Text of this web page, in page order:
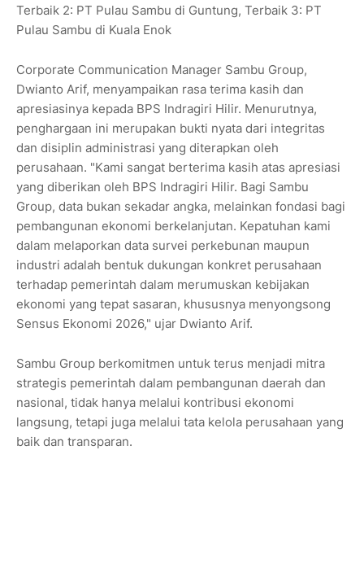
Terbaik 2: PT Pulau Sambu di Guntung, Terbaik 3: PT
Pulau Sambu di Kuala Enok
Corporate Communication Manager Sambu Group,
Dwianto Arif, menyampaikan rasa terima kasih dan
apresiasinya kepada BPS Indragiri Hilir. Menurutnya,
penghargaan ini merupakan bukti nyata dari integritas
dan disiplin administrasi yang diterapkan oleh
perusahaan. "Kami sangat berterima kasih atas apresiasi
yang diberikan oleh BPS Indragiri Hilir. Bagi Sambu
Group, data bukan sekadar angka, melainkan fondasi bagi
pembangunan ekonomi berkelanjutan. Kepatuhan kami
dalam melaporkan data survei perkebunan maupun
industri adalah bentuk dukungan konkret perusahaan
terhadap pemerintah dalam merumuskan kebijakan
ekonomi yang tepat sasaran, khususnya menyongsong
Sensus Ekonomi 2026," ujar Dwianto Arif.
Sambu Group berkomitmen untuk terus menjadi mitra
strategis pemerintah dalam pembangunan daerah dan
nasional, tidak hanya melalui kontribusi ekonomi
langsung, tetapi juga melalui tata kelola perusahaan yang
baik dan transparan.